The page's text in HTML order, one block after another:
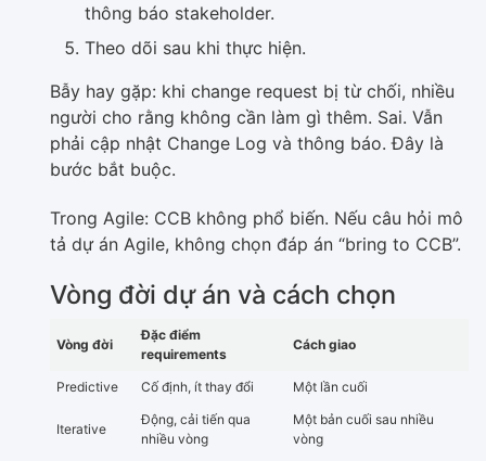
thông báo stakeholder.
Theo dõi sau khi thực hiện.
Bẫy hay gặp: khi change request bị từ chối, nhiều
người cho rằng không cần làm gì thêm. Sai. Vẫn
phải cập nhật Change Log và thông báo. Đây là
bước bắt buộc.
Trong Agile: CCB không phổ biến. Nếu câu hỏi mô
tả dự án Agile, không chọn đáp án “bring to CCB”.
Vòng đời dự án và cách chọn
Vòng đời
Đặc điểm
requirements
Cách giao
Predictive Cố định, ít thay đổi Một lần cuối
Iterative
Động, cải tiến qua
nhiều vòng
Một bản cuối sau nhiều
vòng